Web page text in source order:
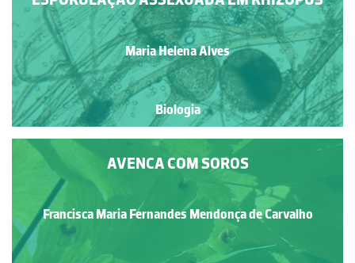
Maria Helena Alves
Biologia
AVENCA COM SOROS
Francisca Maria Fernandes Mendonça de Carvalho